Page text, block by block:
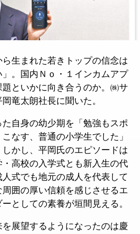
生まれた若きトップの信念は
」。国内Ｎｏ・１インカムアプ
題といかに向き合うのか。㈱サ
竜太朗社長に聞いた。
自身の幼少期を「勉強もスポ
なす、普通の小学生でした」
かし、平岡氏のエピソードは
高校の入学式とも新入生の代
式でも地元の成人を代表して
囲の厚い信頼を感じさせるエ
としての素養が垣間見える。
展望するようになったのは慶